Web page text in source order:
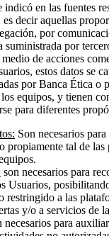
en las fuentes
decir aquellas
por
suministrada por
de acciones
estos datos se
por Banca Ética o
equipos, y tienen
para diferentes
Son necesarios
propiamente tal de las
son necesarios para
Usuarios,
restringido a las
y/o a servicios de
necesarios para